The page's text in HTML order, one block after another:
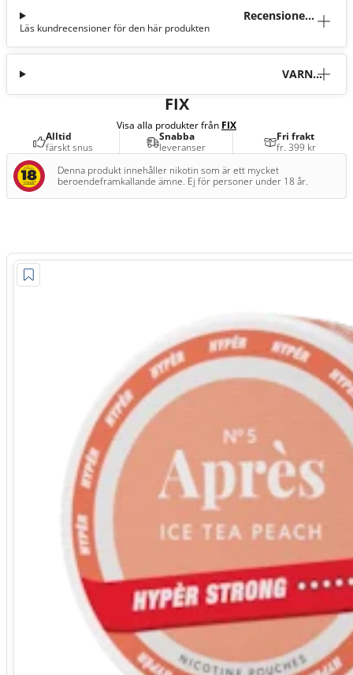
Recensioner
Läs kundrecensioner för den här produkten
VARNI
FIX
Visa alla produkter från FIX
Alltid
färskt snus
Snabba
leveranser
Fri frakt
fr. 399 kr
Denna produkt innehåller nikotin som är ett mycket
beroendeframkallande ämne. Ej för personer under 18 år.